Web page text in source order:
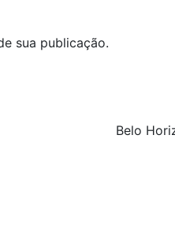
sua publicação.
Belo